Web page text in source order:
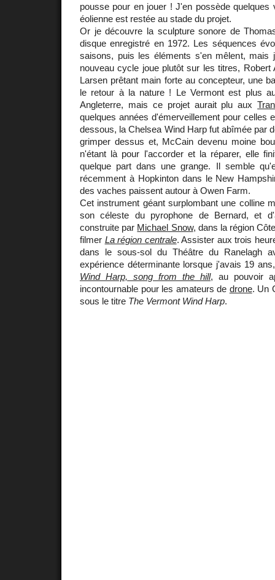
pousse pour en jouer ! J'en possède quelques
éolienne est restée au stade du projet.
Or je découvre la sculpture sonore de
disque enregistré en 1972. Les séquences
saisons, puis les éléments s'en mêlent, mais
nouveau cycle joue plutôt sur les titres, Robert
Larsen prêtant main forte au concepteur, une
le retour à la nature ! Le Vermont est plus
Angleterre, mais ce projet aurait plu aux
quelques années d'émerveillement pour celles
dessous, la Chelsea Wind Harp fut abîmée par
grimper dessus et, McCain devenu moine
n'étant là pour l'accorder et la réparer, elle
quelque part dans une grange. Il semble
récemment à Hopkinton dans le New
des vaches paissent autour à Owen Farm.
Cet instrument géant surplombant une colline
son céleste du pyrophone de Bernard, et
construite par Michael Snow, dans la région
filmer La région centrale. Assister aux trois
dans le sous-sol du Théâtre du Ranelagh
expérience déterminante lorsque j'avais 19
Wind Harp, song from the hill, au pouvoir
incontournable pour les amateurs de drone. Un
sous le titre The Vermont Wind Harp.